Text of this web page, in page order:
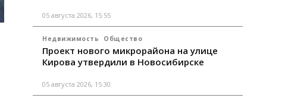
05 августа 2026, 15:55
Недвижимость Общество
Проект нового микрорайона на улице
Кирова утвердили в Новосибирске
05 августа 2026, 15:30